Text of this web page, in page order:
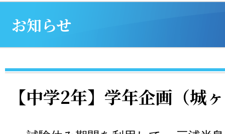
お知らせ
【中学2年】学年企画（城